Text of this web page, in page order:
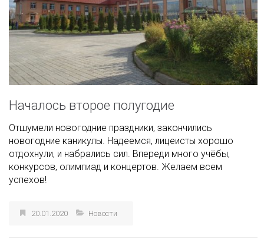
Началось второе полугодие
Отшумели новогодние праздники, закончились
новогодние каникулы. Надеемся, лицеисты хорошо
отдохнули, и набрались сил. Впереди много учёбы,
конкурсов, олимпиад и концертов. Желаем всем
успехов!